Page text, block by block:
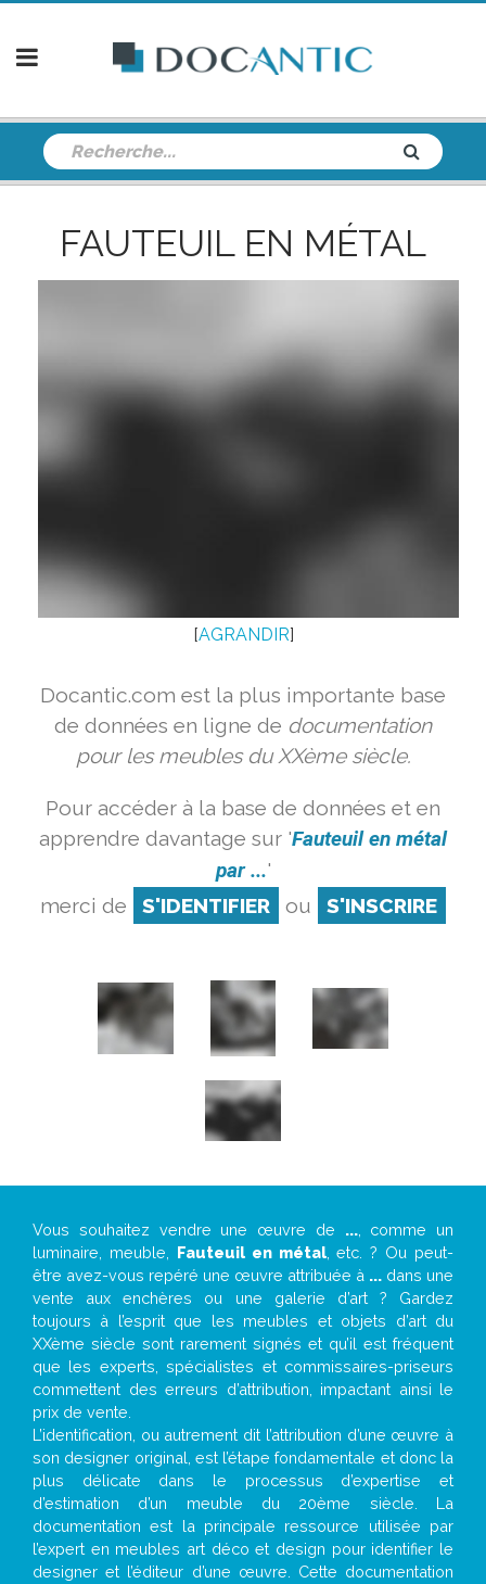
FAUTEUIL EN MÉTAL
[AGRANDIR]
Docantic.com est la plus importante base
de données en ligne de documentation
pour les meubles du XXème siècle.
Pour accéder à la base de données et en
apprendre davantage sur 'Fauteuil en métal
par ...'
merci de
S'IDENTIFIER ou S'INSCRIRE
Vous souhaitez vendre une œuvre de ..., comme un
luminaire, meuble, Fauteuil en métal, etc. ? Ou peut-
être avez-vous repéré une œuvre attribuée à ... dans une
vente aux enchères ou une galerie d’art ? Gardez
toujours à l’esprit que les meubles et objets d’art du
XXème siècle sont rarement signés et qu’il est fréquent
que les experts, spécialistes et commissaires-priseurs
commettent des erreurs d’attribution, impactant ainsi le
prix de vente.
L’identification, ou autrement dit l’attribution d’une œuvre à
son designer original, est l’étape fondamentale et donc la
plus délicate dans le processus d’expertise et
d’estimation d’un meuble du 20ème siècle. La
documentation est la principale ressource utilisée par
l’expert en meubles art déco et design pour identifier le
designer et l’éditeur d’une œuvre. Cette documentation